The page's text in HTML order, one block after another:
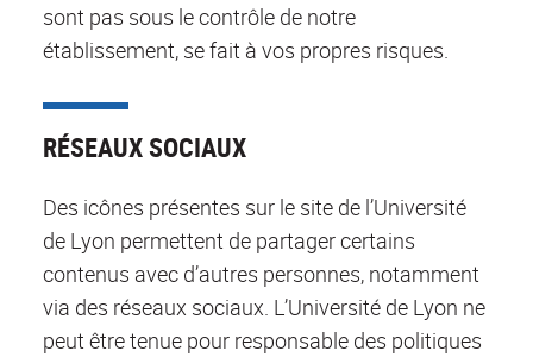
sont pas sous le contrôle de notre
établissement, se fait à vos propres risques.
RÉSEAUX SOCIAUX
Des icônes présentes sur le site de l’Université
de Lyon permettent de partager certains
contenus avec d’autres personnes, notamment
via des réseaux sociaux. L’Université de Lyon ne
peut être tenue pour responsable des politiques